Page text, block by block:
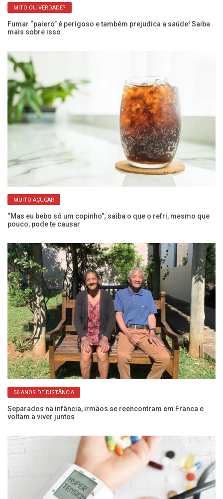
MITO OU VERDADE?
Fumar “paiero” é perigoso e também prejudica a saúde! Saiba
mais sobre isso
MUITO AÇUCAR
“Mas eu bebo só um copinho”; saiba o que o refri, mesmo que
pouco, pode te causar
56 ANOS DE DISTÂNCIA
Separados na infância, irmãos se reencontram em Franca e
voltam a viver juntos